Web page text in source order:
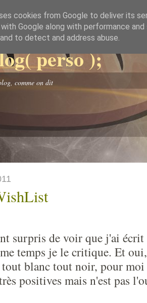
perso );
comme on dit
surpris de voir que j'ai
temps je le critique. Et
blanc tout noir, pour moi
positives mais n'est pas
cookies from Google to deliver its
with Google along with performance
to detect and address abuse.